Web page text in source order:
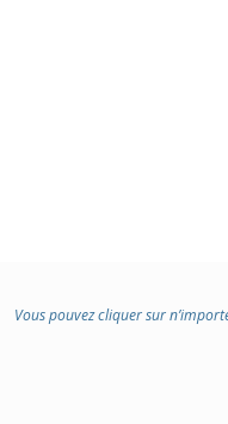
Vous pouvez cliquer sur